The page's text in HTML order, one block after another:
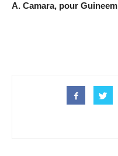
A. Camara, pour